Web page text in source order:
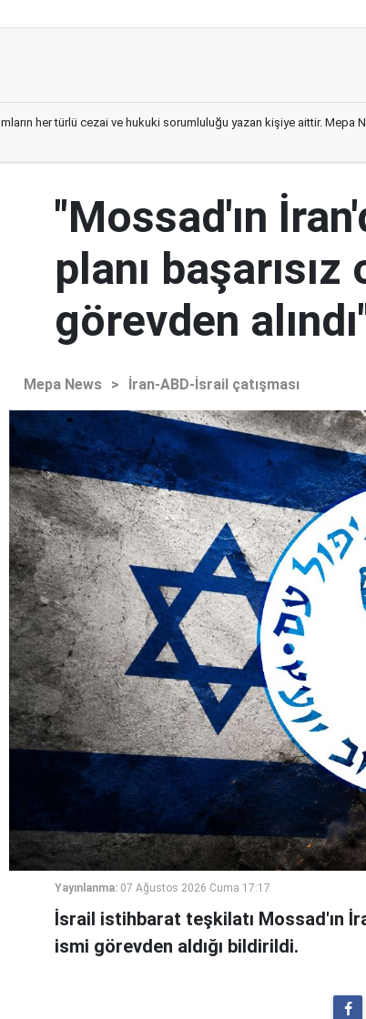
her türlü cezai ve hukuki sorumluluğu yazan kişiye aittir. Mepa
"Mossad'ın
planı
görevden
Mepa News > İran-ABD-İsrail çatışması
Yayınlanma: 07 Ağustos 2026 Cuma 17:17
İsrail istihbarat teşkilatı Mossad'ın
ismi görevden aldığı bildirildi.